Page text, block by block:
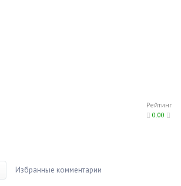
Рейтинг
0.00
Избранные комментарии